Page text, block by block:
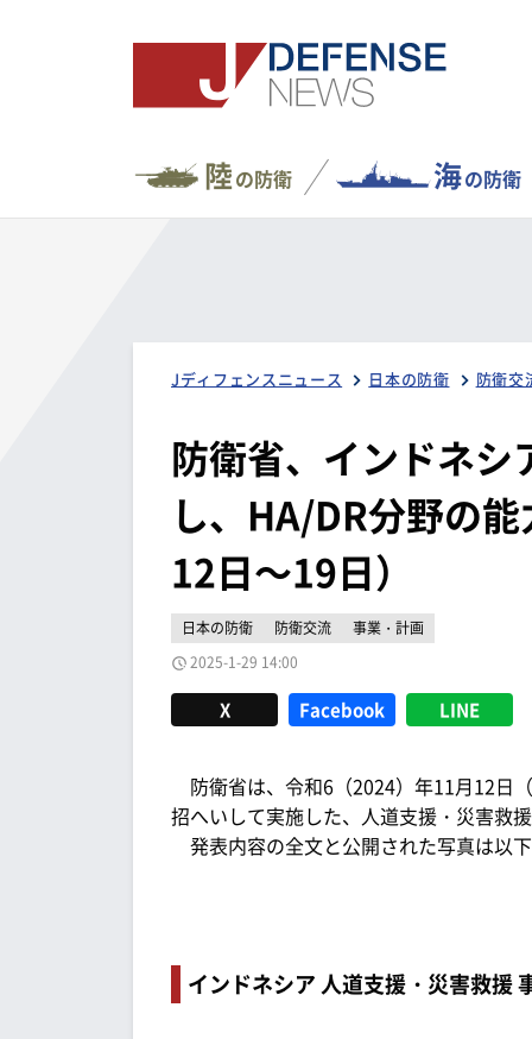
陸の防衛 海の防衛
Jディフェンスニュース 日本の防衛 防衛交
防衛省、インドネ
し、HA/DR分野の
12日～19日）
日本の防衛 防衛交流
事業・計画
2025-1-29 14:00
X Facebook LINE
防衛省は、令和6（2024）年11月12日
招へいして実施した、人道支援・災害救
発表内容の全文と公開された写真は以
インドネシア 人道支援・災害救援